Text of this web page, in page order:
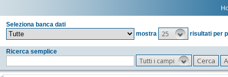
Seleziona banca dati
mostra
25 risultati per
Ricerca semplice
Tutti i campi